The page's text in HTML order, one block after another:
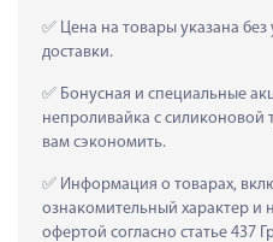
Цена на товары указана
доставки.
Бонусная и специальные
непроливайка с силиконовой
вам сэкономить.
Информация о товарах,
ознакомительный характер и
офертой согласно статье 437